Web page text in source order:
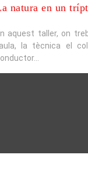
natura en un
aquest taller, on
la tècnica el